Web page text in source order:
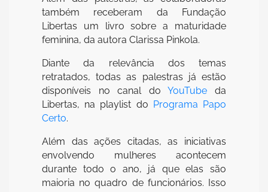
também receberam da Fundação
Libertas um livro sobre a maturidade
feminina, da autora Clarissa Pinkola.
Diante da relevância dos temas
retratados, todas as palestras já estão
disponíveis no canal doYouTube da
Libertas, na playlist do Programa Papo
Certo.
Além das ações citadas, as iniciativas
envolvendo mulheres acontecem
durante todo o ano, já que elas são
maioria no quadro de funcionários. Isso